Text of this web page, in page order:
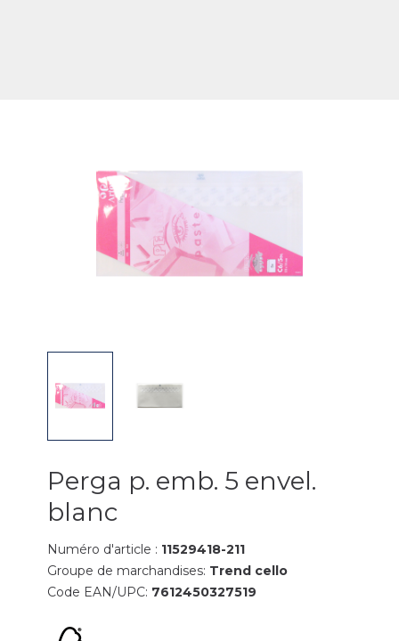
Perga p. emb. 5 envel.
blanc
Numéro d'article : 11529418-211
Groupe de marchandises: Trend cello
Code EAN/UPC: 7612450327519